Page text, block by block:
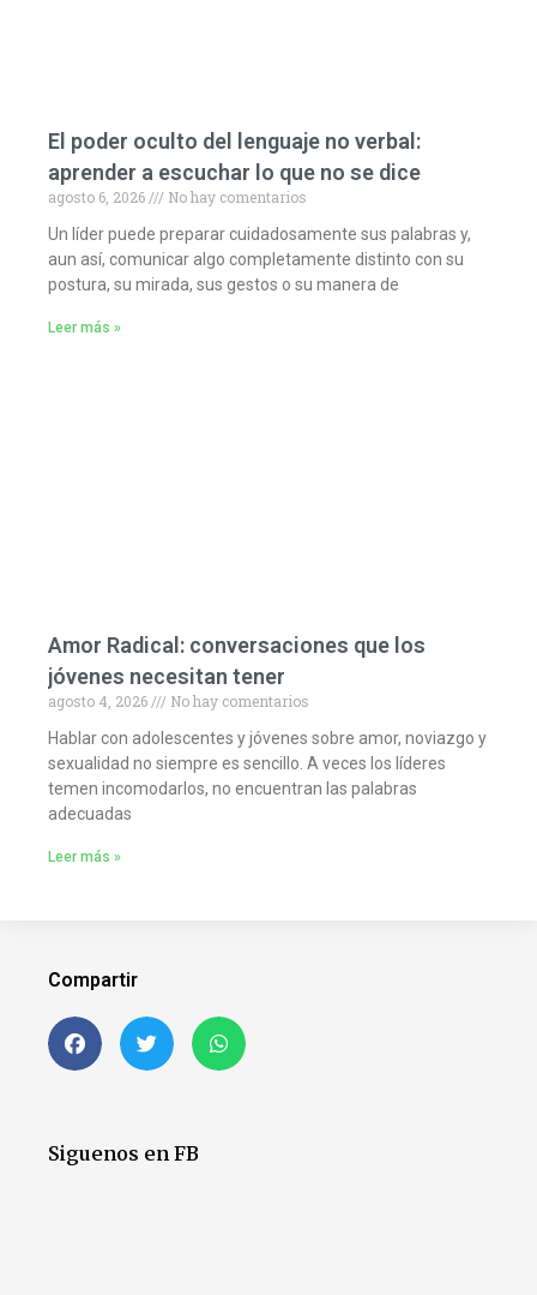
El poder oculto del lenguaje no verbal:
aprender a escuchar lo que no se dice
agosto 6, 2026
No hay comentarios
Un líder puede preparar cuidadosamente sus palabras y,
aun así, comunicar algo completamente distinto con su
postura, su mirada, sus gestos o su manera de
Leer más »
Amor Radical: conversaciones que los
jóvenes necesitan tener
agosto 4, 2026
No hay comentarios
Hablar con adolescentes y jóvenes sobre amor, noviazgo y
sexualidad no siempre es sencillo. A veces los líderes
temen incomodarlos, no encuentran las palabras
adecuadas
Leer más »
Compartir
Siguenos en FB